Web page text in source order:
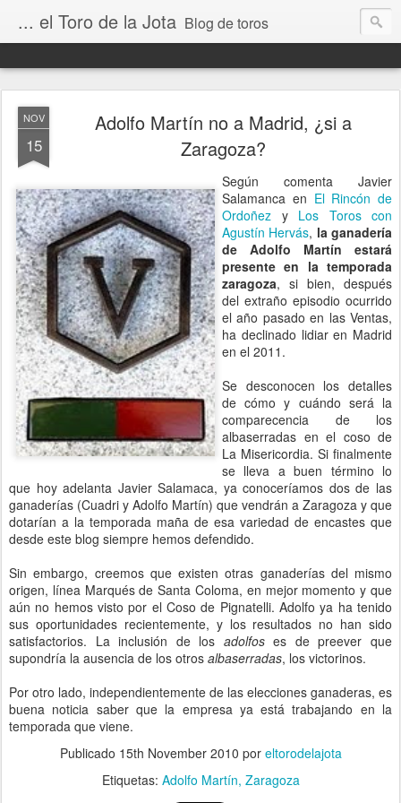
... el Toro de la Jota Blog de toros
NOV
15
Adolfo Martín no a Madrid, ¿si a
Zaragoza?
Según comenta Javier
Salamanca en El Rincón de
Ordoñez y Los Toros con
Agustín Hervás, la ganadería
de Adolfo Martín estará
presente en la temporada
zaragoza, si bien, después
del extraño episodio ocurrido
el año pasado en las Ventas,
ha declinado lidiar en Madrid
en el 2011.
Se desconocen los detalles
de cómo y cuándo será la
comparecencia de los
albaserradas en el coso de
La Misericordia. Si finalmente
se lleva a buen término lo
que hoy adelanta Javier Salamaca, ya conoceríamos dos de las
ganaderías (Cuadri y Adolfo Martín) que vendrán a Zaragoza y que
dotarían a la temporada maña de esa variedad de encastes que
desde este blog siempre hemos defendido.
Sin embargo, creemos que existen otras ganaderías del mismo
origen, línea Marqués de Santa Coloma, en mejor momento y que
aún no hemos visto por el Coso de Pignatelli. Adolfo ya ha tenido
sus oportunidades recientemente, y los resultados no han sido
satisfactorios. La inclusión de los adolfoses de preever que
supondría la ausencia de los otros albaserradas, los victorinos.
Por otro lado, independientemente de las elecciones ganaderas, es
buena noticia saber que la empresa ya está trabajando en la
temporada que viene.
Publicado 15th November 2010 por eltorodelajota
Etiquetas: Adolfo Martín Zaragoza